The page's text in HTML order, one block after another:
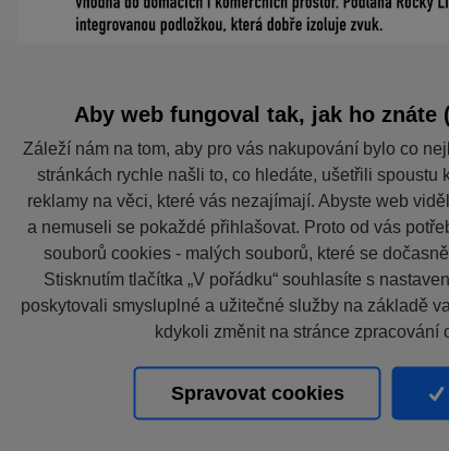
Aby web fungoval tak, jak ho znáte
Záleží nám na tom, aby pro vás nakupování bylo co
stránkách rychle našli to, co hledáte, ušetřili spoustu
reklamy na věci, které vás nezajímají. Abyste web
a nemuseli se pokaždé přihlašovat. Proto od vás
souborů cookies - malých souborů, které se
Stisknutím tlačítka „V pořádku“ souhlasíte s
poskytovali smysluplné a užitečné služby na základě
kdykoli změnit na stránce zpracování
Spravovat cookies